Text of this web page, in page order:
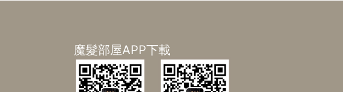
魔髮部屋APP下載